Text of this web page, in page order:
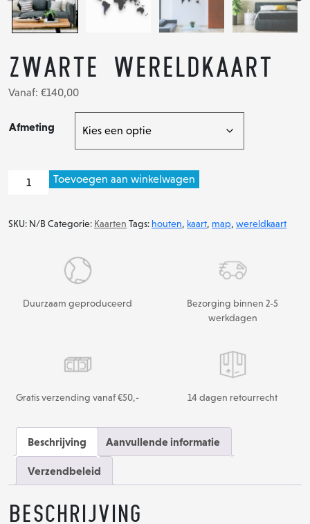
Zwarte Wereldkaart
Vanaf: €140,00
Afmeting
Zwarte
Toevoegen aan winkelwagen
SKU:N/BCategorie: Kaarten Tags: houten, kaart, map, wereldkaart
Duurzaam geproduceerd
Bezorging binnen 2-5
werkdagen
Gratis verzending vanaf €50,- 14 dagen retourrecht
Beschrijving Aanvullende informatie
Verzendbeleid
Beschrijving